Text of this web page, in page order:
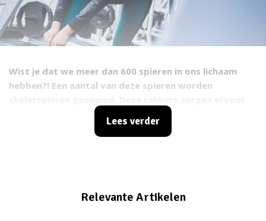
Wist je dat we meer dan 600 spieren in ons lichaam
hebben?! Een aantal van deze spieren worden
dat jij alledaagse bewegingen kan uitvoeren zoals
dingen optillen en wandelen. Waarom zijn ze zo
minder snel gebeuren dat je door je knie gaat! Bonus,
Lees verder
Relevante Artikelen